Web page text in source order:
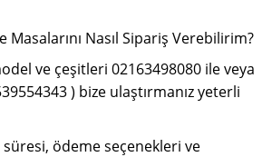
Masalarını Nasıl Sipariş Verebilirim?
ve çeşitleri 02163498080 ile veya
) bize ulaştırmanız yeterli
ödeme seçenekleri ve